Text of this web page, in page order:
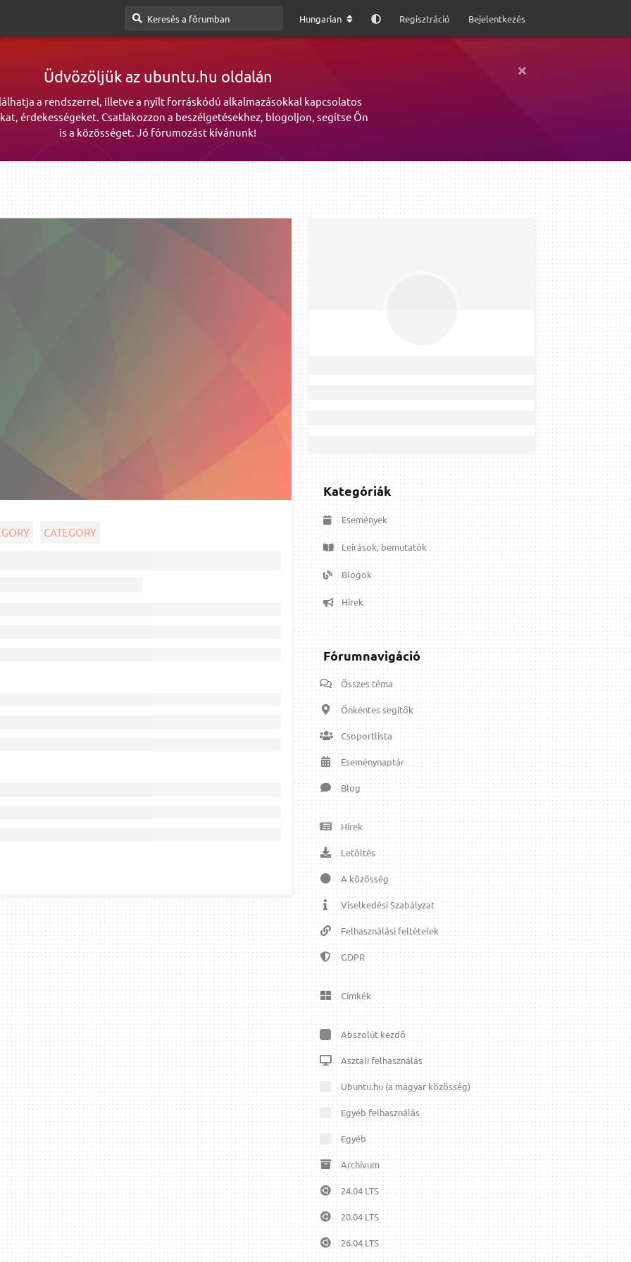
Hungarian Regisztráció Bejelentkezés
Üdvözöljük az ubuntu.hu oldalán
a rendszerrel, illetve a nyílt forráskódú alkalmazásokkal kapcsolatos
érdekességeket. Csatlakozzon a beszélgetésekhez, blogoljon, segítse Ön
is a közösséget. Jó fórumozást kívánunk!
CATEGORY
Kategóriák
Események
Leírások, bemutatók
Blogok
Hírek
Fórumnavigáció
Összes téma
Önkéntes segítők
Csoportlista
Eseménynaptár
Blog
Hírek
Letöltés
A közösség
Viselkedési Szabályzat
Felhasználási feltételek
GDPR
Címkék
Abszolút kezdő
Asztali felhasználás
Ubuntu.hu (a magyar közösség)
Egyéb felhasználás
Egyéb
Archívum
24.04 LTS
20.04 LTS
26.04 LTS